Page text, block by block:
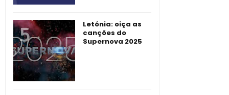
Letónia: oiça as
canções do
Supernova 2025